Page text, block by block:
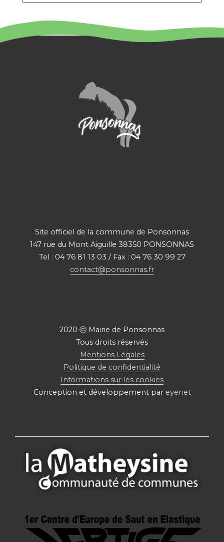
SITE
Site officiel de la commune de Ponsonnas
147 rue du Mont Aiguille 38350 PONSONNAS
Tel : 04 76 81 13 03 / Fax : 04 76 30 99 27
contact@ponsonnas.fr
2020 ⓒ Mairie de Ponsonnas
Tous droits réservés
Mentions Légales
Politique de confidentialité
Informations sur les cookies
Conception et développement par eyenet